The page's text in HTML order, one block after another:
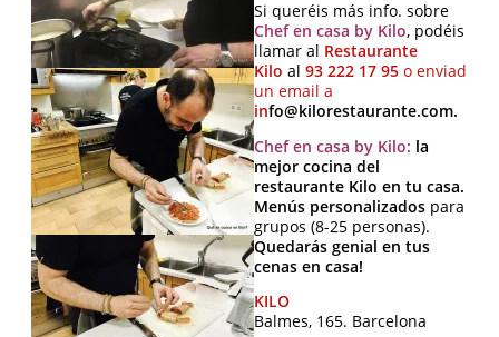
Si queréis más info. sobre
Chef en casa by Kilo, podéis
llamar al Restaurante
Kilo al 93 222 17 95 o enviad
un email a
info@kilorestaurante.com.
Chef en casa by Kilo: la
mejor cocina del
restaurante Kilo en tu casa.
Menús personalizados para
grupos (8-25 personas).
Quedarás genial en tus
cenas en casa!
KILO
Balmes, 165. Barcelona